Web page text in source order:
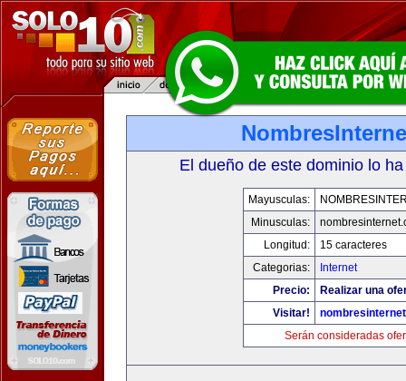
El dueño de este dominio lo
Mayusculas:
Minusculas:
Longitud:
15 caracteres
Categorias:
Internet
Precio:
Realizar una
Visitar!
Serán consideradas